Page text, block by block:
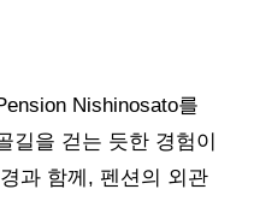
Nishinosato를
길을 걷는 듯한 경험이
과 함께, 펜션의 외관